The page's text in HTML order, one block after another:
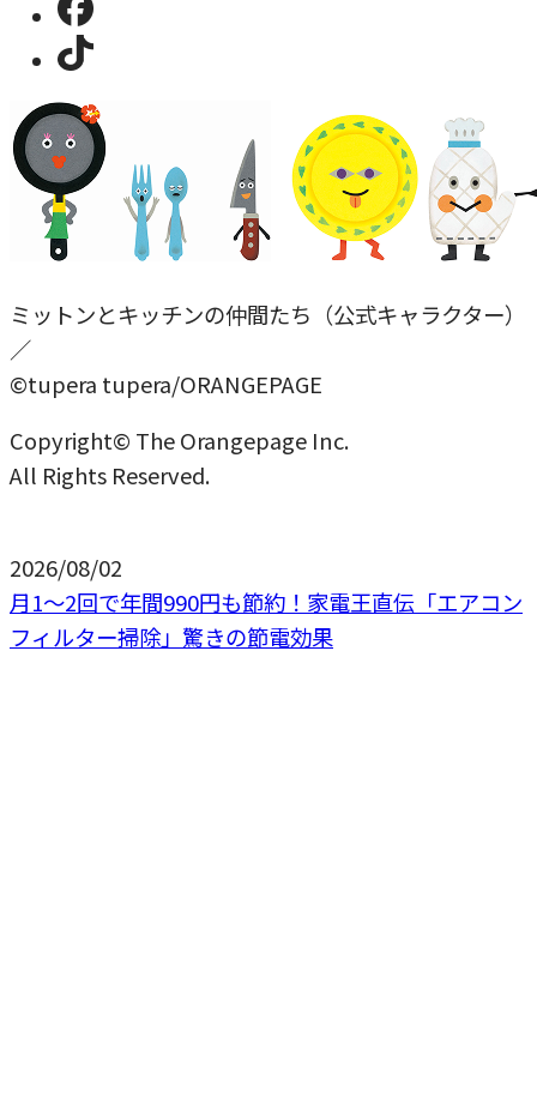
ミットンとキッチンの仲間たち（公式キャラクター）
／
©tupera tupera/ORANGEPAGE
Copyright© The Orangepage Inc.
All Rights Reserved.
2026/08/02
月1〜2回で年間990円も節約！家電王直伝「エアコン
フィルター掃除」驚きの節電効果